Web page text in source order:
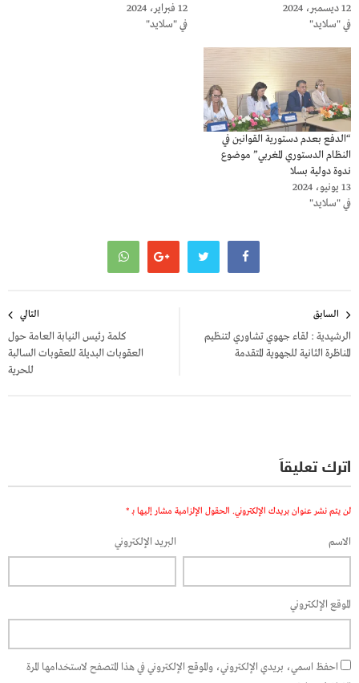
12 ديسمبر، 2024
في "سلايد"
12 فبراير، 2024
في "سلايد"
“الدفع بعدم دستورية القوانين في
النظام الدستوري المغربي” موضوع
ندوة دولية بسلا
13 يونيو، 2024
في "سلايد"
المقالات
السابق
الرشيدية : لقاء جهوي تشاوري لتنظيم
المناظرة الثانية للجهوية المتقدمة
التالي
كلمة رئيس النيابة العامة حول
العقوبات البديلة للعقوبات السالبة
للحرية
اترك تعليقاً
لن يتم نشر عنوان بريدك الإلكتروني. الحقول الإلزامية مشار إليها بـ *
الاسم البريد الإلكتروني
الموقع الإلكتروني
احفظ اسمي، بريدي الإلكتروني، والموقع الإلكتروني في هذا المتصفح لاستخدامها المرة